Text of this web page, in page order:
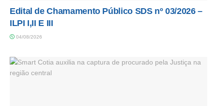
Edital de Chamamento Público SDS nº 03/2026 –
ILPI I,II E III
04/08/2026